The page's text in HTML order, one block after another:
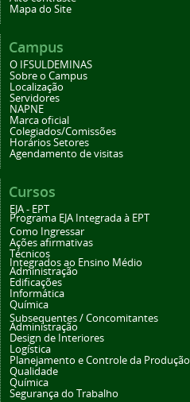
Mapa do Site
Campus
O IFSULDEMINAS
Sobre o Campus
Localização
Servidores
NAPNE
Marca oficial
Colegiados/Comissões
Horários Setores
Agendamento de visitas
Cursos
EJA - EPT
Programa EJA Integrada à EPT
Como Ingressar
Ações afirmativas
Técnicos
Integrados ao Ensino Médio
Administração
Edificações
Informática
Química
Subsequentes / Concomitantes
Administração
Design de Interiores
Logística
Planejamento e Controle da Produção
Qualidade
Química
Segurança do Trabalho